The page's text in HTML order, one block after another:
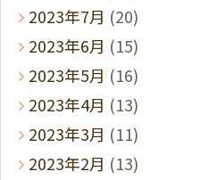
2023年7月 (20)
2023年6月 (15)
2023年5月 (16)
2023年4月 (13)
2023年3月 (11)
2023年2月 (13)